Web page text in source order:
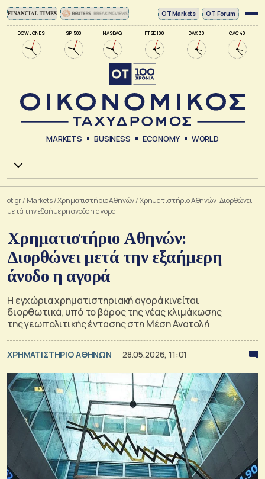
DOW JONES SP 500 NASDAQ FTSE 100 DAX 30 CAC 40
ΟΤ Markets OT Forum
MARKETS BUSINESS ECONOMY WORLD
Χ.Α.
ot.gr/ Markets/Xρηματιστήριο Αθηνών/Χρηματιστήριο Αθηνών: Διορθώνει
μετά την εξαήμερη άνοδο η αγορά
Χρηματιστήριο Αθηνών:
Διορθώνει μετά την εξαήμερη
άνοδο η αγορά
Η εγχώρια χρηματιστηριακή αγορά κινείται
διορθωτικά, υπό το βάρος της νέας κλιμάκωσης
της γεωπολιτικής έντασης στη Μέση Ανατολή
XΡΗΜΑΤΙΣΤΗΡΙΟ ΑΘΗΝΩΝ 28.05.2026, 11:01